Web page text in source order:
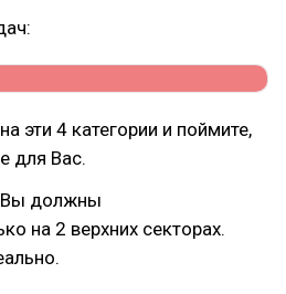
эти 4 категории и поймите,
для Вас.
Вы должны
на 2 верхних секторах.